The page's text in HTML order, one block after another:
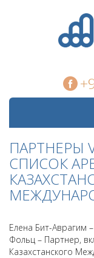
ПАРТНЕРЫ
СПИСОК
Елена Бит-Аврагим
Фольц – Партнер,
Казахстанского